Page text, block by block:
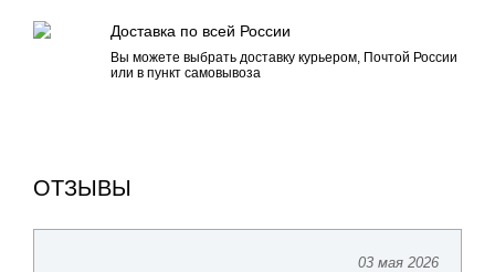
Доставка по всей России
Вы можете выбрать доставку курьером, Почтой России
или в пункт самовывоза
ОТЗЫВЫ
03 мая 2026